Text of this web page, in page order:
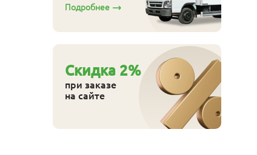
Подробнее
Cкидка 2%
при заказе
на сайте